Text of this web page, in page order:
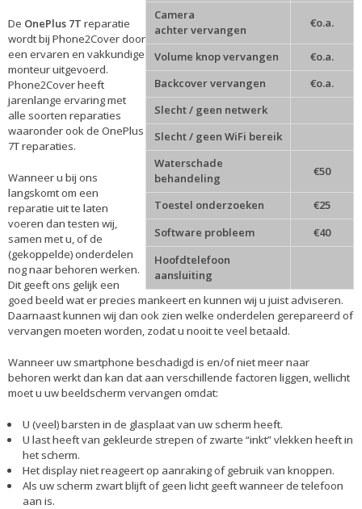
Camera
achter vervangen
€o.a.
Volume knop vervangen
€o.a.
Backcover vervangen
€o.a.
Slecht / geen netwerk
Slecht / geen WiFi bereik
Waterschade
behandeling
€50
Toestel onderzoeken
€25
Software probleem
€40
Hoofdtelefoon
aansluiting
De OnePlus 7T reparatie
wordt bij Phone2Cover door
een ervaren en vakkundige
monteur uitgevoerd.
Phone2Cover heeft
jarenlange ervaring met
alle soorten reparaties
waaronder ook de OnePlus
7T reparaties.
Wanneer u bij ons
langskomt om een
reparatie uit te laten
voeren dan testen wij,
samen met u, of de
(gekoppelde) onderdelen
nog naar behoren werken.
Dit geeft ons gelijk een
goed beeld wat er precies mankeert en kunnen wij u juist adviseren.
Daarnaast kunnen wij dan ook zien welke onderdelen gerepareerd of
vervangen moeten worden, zodat u nooit te veel betaald.
Wanneer uw smartphone beschadigd is en/of niet meer naar
behoren werkt dan kan dat aan verschillende factoren liggen, wellicht
moet u uw beeldscherm vervangen omdat:
U (veel) barsten in de glasplaat van uw scherm heeft.
U last heeft van gekleurde strepen of zwarte “inkt” vlekken heeft in
het scherm.
Het display niet reageert op aanraking of gebruik van knoppen.
Als uw scherm zwart blijft of geen licht geeft wanneer de telefoon
aan is.